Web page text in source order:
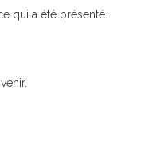
qui a été présenté.